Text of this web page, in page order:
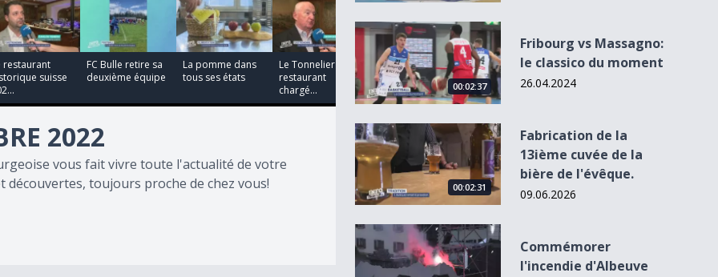
restaurant
suisse
FC Bulle retire sa
deuxième équipe
La pomme dans
tous ses états
Le Tonnelier : un
restaurant
chargé...
2022
vous fait vivre toute l'actualité de votre
toujours proche de chez vous!
Fribourg vs Massagno: le classico du moment
00:02:37
Fribourg vs Massagno:
le classico du moment
26.04.2024
Fabrication de la 13ième cuvée de la bière de l&#039;évêque.
00:02:31
Fabrication de la
13ième cuvée de la
bière de l'évêque.
09.06.2026
Commémorer l&#039;incendie d&#039;Albeuve
Commémorer
l'incendie d'Albeuve